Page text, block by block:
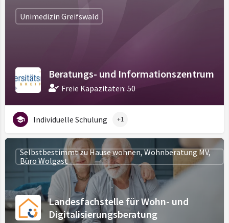
Beratungs- und Informationszentrum
Freie Kapazitäten: 50
Unimedizin Greifswald
Individuelle Schulung +1
Landesfachstelle für Wohn- und
Digitalisierungsberatung
Selbstbestimmt zu Hause wohnen, Wohnberatung MV,
Büro Wolgast